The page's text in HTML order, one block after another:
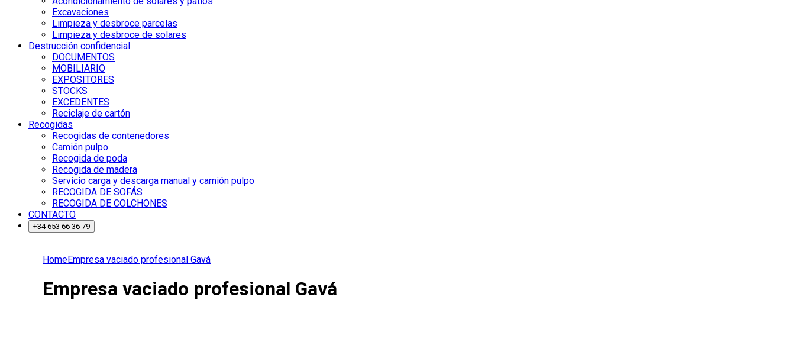
Excavaciones
Limpieza y desbroce parcelas
Limpieza y desbroce de solares
Destrucción confidencial
DOCUMENTOS
MOBILIARIO
EXPOSITORES
STOCKS
EXCEDENTES
Reciclaje de cartón
Recogidas
Recogidas de contenedores
Camión pulpo
Recogida de poda
Recogida de madera
Servicio carga y descarga manual y camión pulpo
RECOGIDA DE SOFÁS
RECOGIDA DE COLCHONES
CONTACTO
+34 653 66 36 79
HomeEmpresa vaciado profesional Gavá
Empresa vaciado profesional Gavá